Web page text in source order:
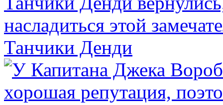
Танчики Денди